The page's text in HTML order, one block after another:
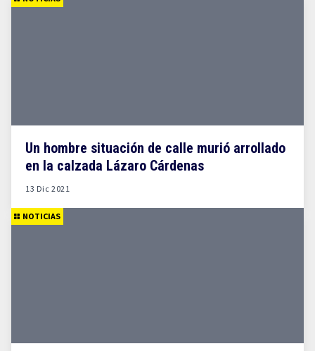
Un hombre situación de calle murió arrollado
en la calzada Lázaro Cárdenas
13 Dic 2021
NOTICIAS